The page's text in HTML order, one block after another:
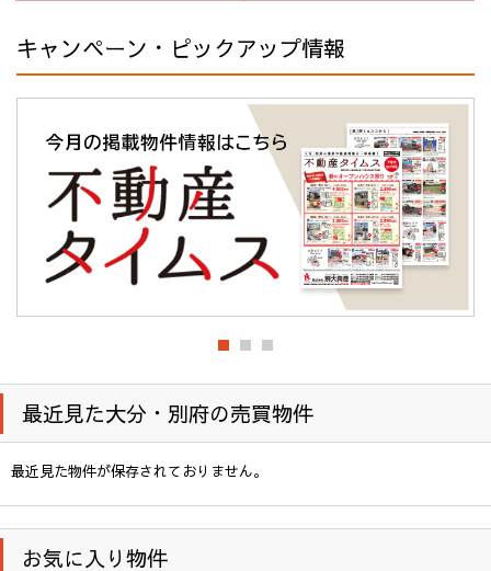
キャンペーン・ピックアップ情報
最近見た大分・別府の売買物件
最近見た物件が保存されておりません。
お気に入り物件